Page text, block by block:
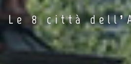
Le 8 città